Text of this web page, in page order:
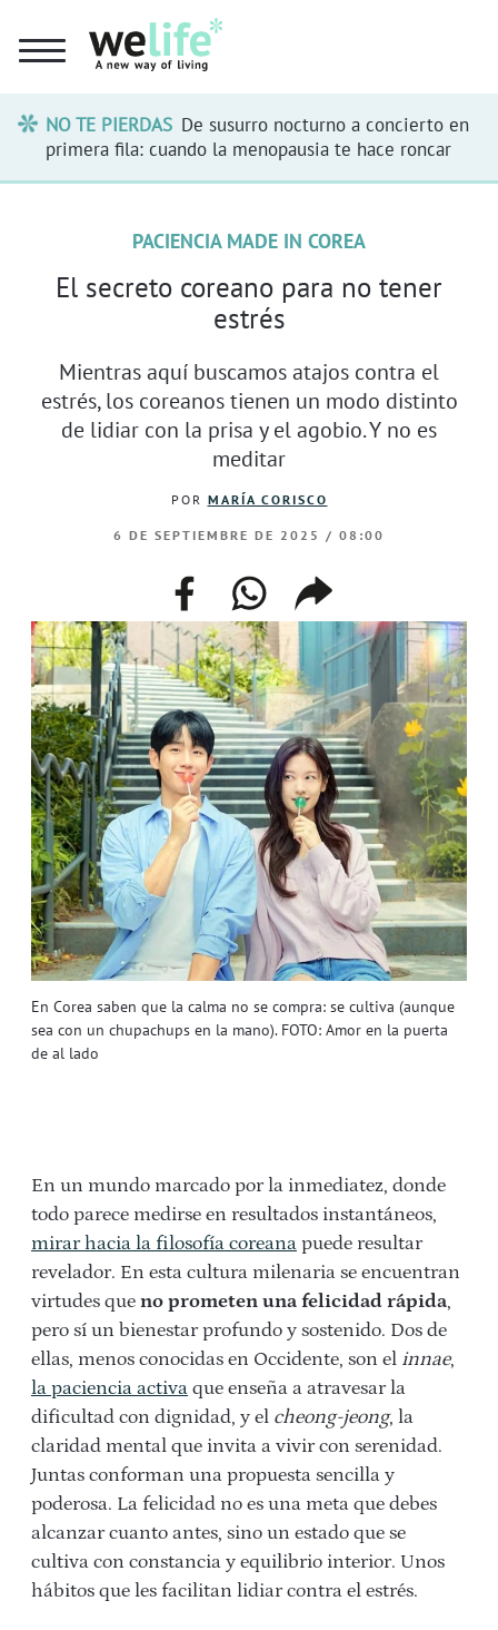
NO TE PIERDAS De susurro nocturno a concierto en
primera fila: cuando la menopausia te hace roncar
En Corea saben que la calma no se compra: se cultiva (aunque
sea con un chupachups en la mano). FOTO: Amor en la puerta
de al lado
PACIENCIA MADE IN COREA
El secreto coreano para no tener
estrés
Mientras aquí buscamos atajos contra el
estrés, los coreanos tienen un modo distinto
de lidiar con la prisa y el agobio. Y no es
meditar
POR MARÍA CORISCO
6 DE SEPTIEMBRE DE 2025 / 08:00
facebookwhatsappcompartir
enlace
En un mundo marcado por la inmediatez, donde
todo parece medirse en resultados instantáneos,
mirar hacia la filosofía coreana puede resultar
revelador. En esta cultura milenaria se encuentran
virtudes que no prometen una felicidad rápida,
pero sí un bienestar profundo y sostenido. Dos de
ellas, menos conocidas en Occidente, son el innae,
la paciencia activa que enseña a atravesar la
dificultad con dignidad, y el cheong-jeong, la
claridad mental que invita a vivir con serenidad.
Juntas conforman una propuesta sencilla y
poderosa. La felicidad no es una meta que debes
alcanzar cuanto antes, sino un estado que se
cultiva con constancia y equilibrio interior. Unos
hábitos que les facilitan lidiar contra el estrés.